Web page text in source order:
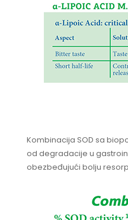
Kombinacija SOD sa
od degradacije u
obezbeđujući bolju